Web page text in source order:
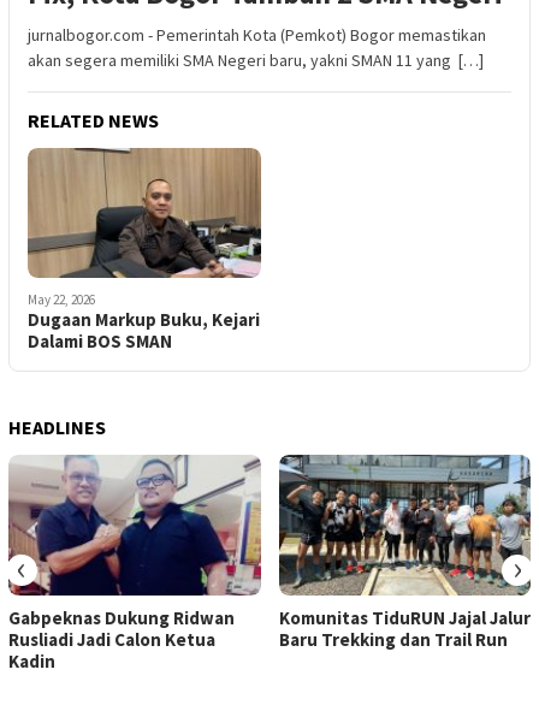
jurnalbogor.com - Pemerintah Kota (Pemkot) Bogor memastikan
akan segera memiliki SMA Negeri baru, yakni SMAN 11 yang […]
RELATED NEWS
May 22, 2026
Dugaan Markup Buku, Kejari
Dalami BOS SMAN
HEADLINES
Gabpeknas Dukung Ridwan
Rusliadi Jadi Calon Ketua
Kadin
Komunitas TiduRUN Jajal Jalur
Baru Trekking dan Trail Run
‹ ›